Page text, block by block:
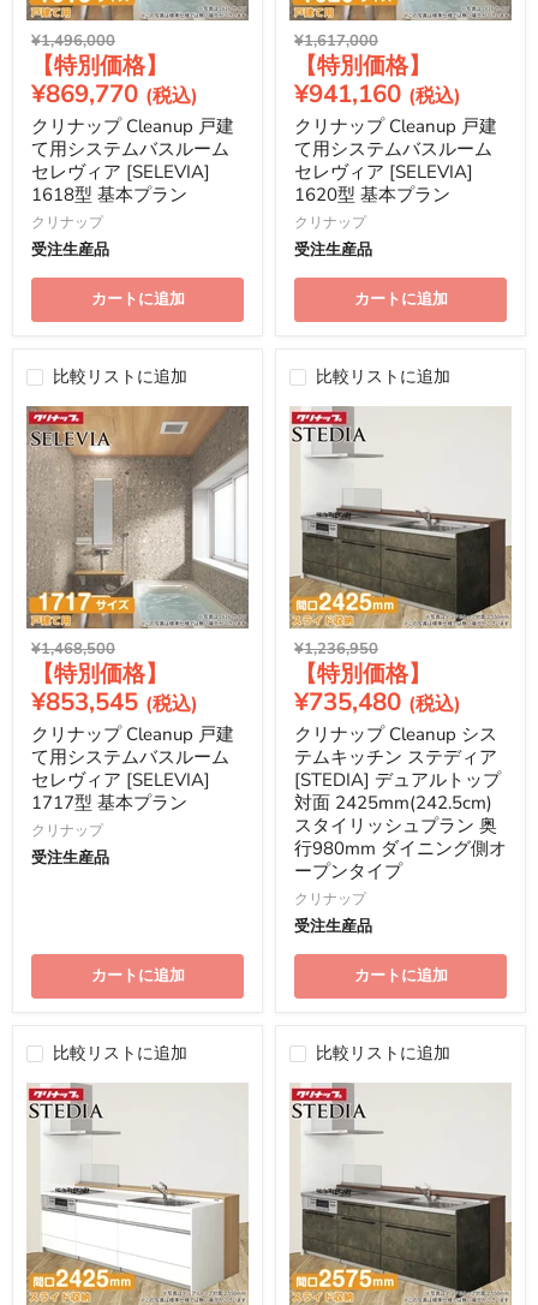
元
価
格
¥1,496,000
在
の
価
格
¥869,770
クリナップ Cleanup 戸建
て用システムバスルーム
セレヴィア [SELEVIA]
1618型 基本プラン
クリナップ
受注生産品
カートに追加
元
価
格
¥1,617,000
在
の
価
格
¥941,160
クリナップ Cleanup 戸建
て用システムバスルーム
セレヴィア [SELEVIA]
1620型 基本プラン
クリナップ
受注生産品
カートに追加
比較リストに追加
元
価
格
¥1,468,500
在
の
価
格
¥853,545
クリナップ Cleanup 戸建
て用システムバスルーム
セレヴィア [SELEVIA]
1717型 基本プラン
クリナップ
受注生産品
カートに追加
比較リストに追加
元
価
格
¥1,236,950
在
の
価
格
¥735,480
クリナップ Cleanup シス
テムキッチン ステディア
[STEDIA] デュアルトップ
対面 2425mm(242.5cm)
スタイリッシュプラン 奥
行980mm ダイニング側オ
ープンタイプ
クリナップ
受注生産品
カートに追加
比較リストに追加 比較リストに追加